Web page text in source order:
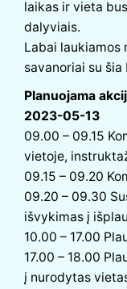
laikas ir vieta
dalyviais.
Labai
savanoriai su
Planuojama
2023-05-13
09.00 – 09.15
vietoje,
09.15 – 09.20
09.20 – 09.30
išvykimas į
10.00 – 17.00
17.00 – 18.00
į nurodytas